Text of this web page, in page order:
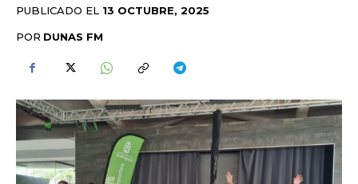
PUBLICADO EL 13 OCTUBRE, 2025
POR DUNAS FM